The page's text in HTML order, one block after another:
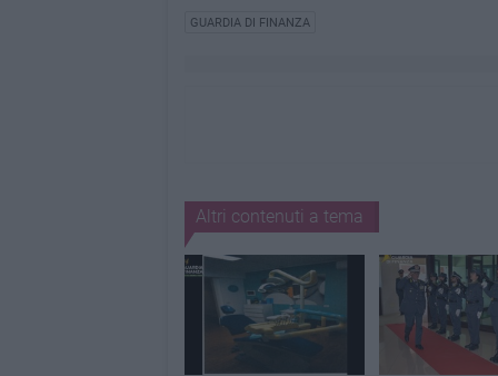
GUARDIA DI FINANZA
Altri contenuti a tema